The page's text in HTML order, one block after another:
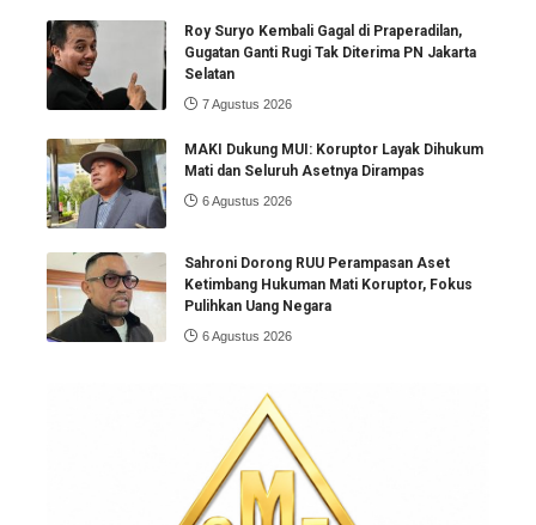
Roy Suryo Kembali Gagal di Praperadilan,
Gugatan Ganti Rugi Tak Diterima PN Jakarta
Selatan
7 Agustus 2026
MAKI Dukung MUI: Koruptor Layak Dihukum
Mati dan Seluruh Asetnya Dirampas
6 Agustus 2026
Sahroni Dorong RUU Perampasan Aset
Ketimbang Hukuman Mati Koruptor, Fokus
Pulihkan Uang Negara
6 Agustus 2026